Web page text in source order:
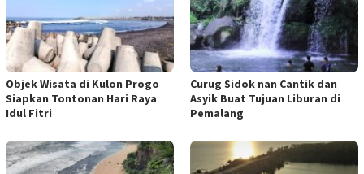
Objek Wisata di Kulon Progo
Siapkan Tontonan Hari Raya
Idul Fitri
Curug Sidok nan Cantik dan
Asyik Buat Tujuan Liburan di
Pemalang